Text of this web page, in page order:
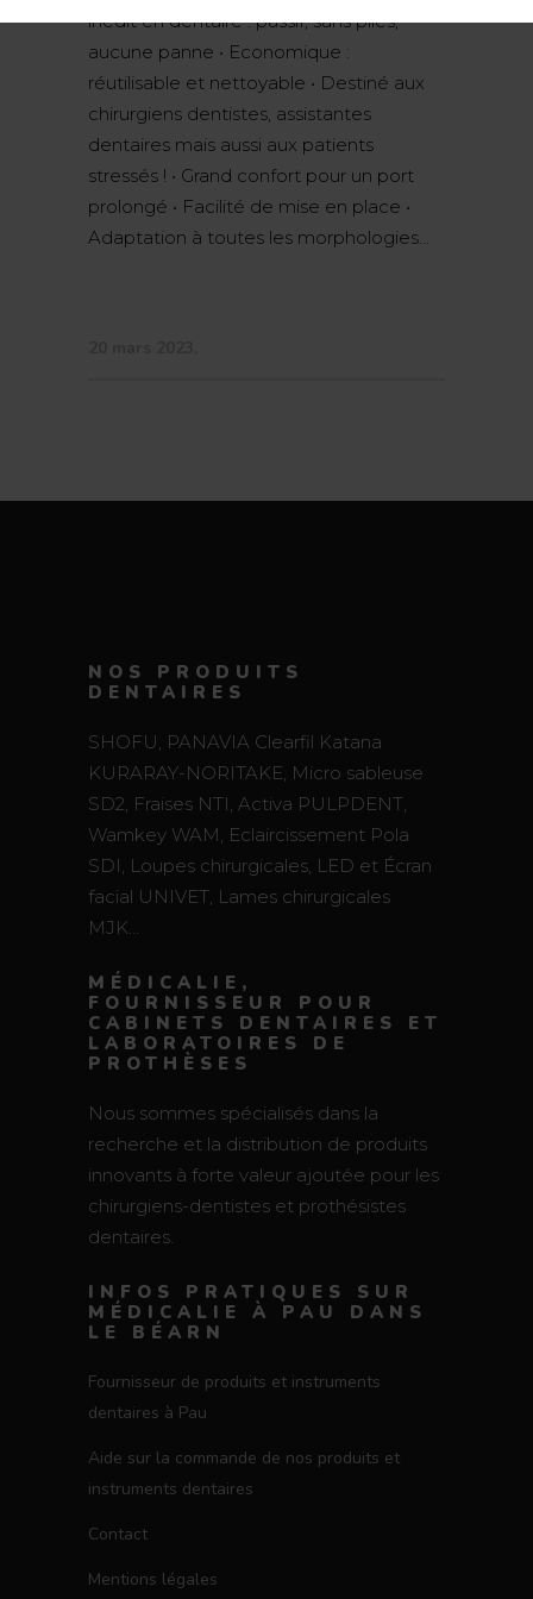
inédit en dentaire : passif, sans piles,
aucune panne • Economique :
réutilisable et nettoyable • Destiné aux
chirurgiens dentistes, assistantes
dentaires mais aussi aux patients
stressés ! • Grand confort pour un port
prolongé • Facilité de mise en place •
Adaptation à toutes les morphologies...
NOS PRODUITS
DENTAIRES
SHOFU, PANAVIA Clearfil Katana
KURARAY-NORITAKE, Micro sableuse
SD2, Fraises NTI, Activa PULPDENT,
Wamkey WAM, Eclaircissement Pola
SDI, Loupes chirurgicales, LED et Écran
facial UNIVET, Lames chirurgicales
MJK…
MÉDICALIE,
FOURNISSEUR POUR
CABINETS DENTAIRES ET
LABORATOIRES DE
PROTHÈSES
Nous sommes spécialisés dans la
recherche et la distribution de produits
innovants à forte valeur ajoutée pour les
chirurgiens-dentistes et prothésistes
dentaires.
INFOS PRATIQUES SUR
MÉDICALIE À PAU DANS
LE BÉARN
Fournisseur de produits et instruments
dentaires à Pau
Aide sur la commande de nos produits et
instruments dentaires
Contact
Mentions légales